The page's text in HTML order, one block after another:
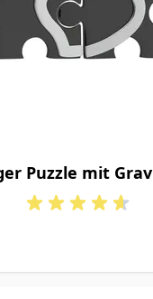
Puzzle mit